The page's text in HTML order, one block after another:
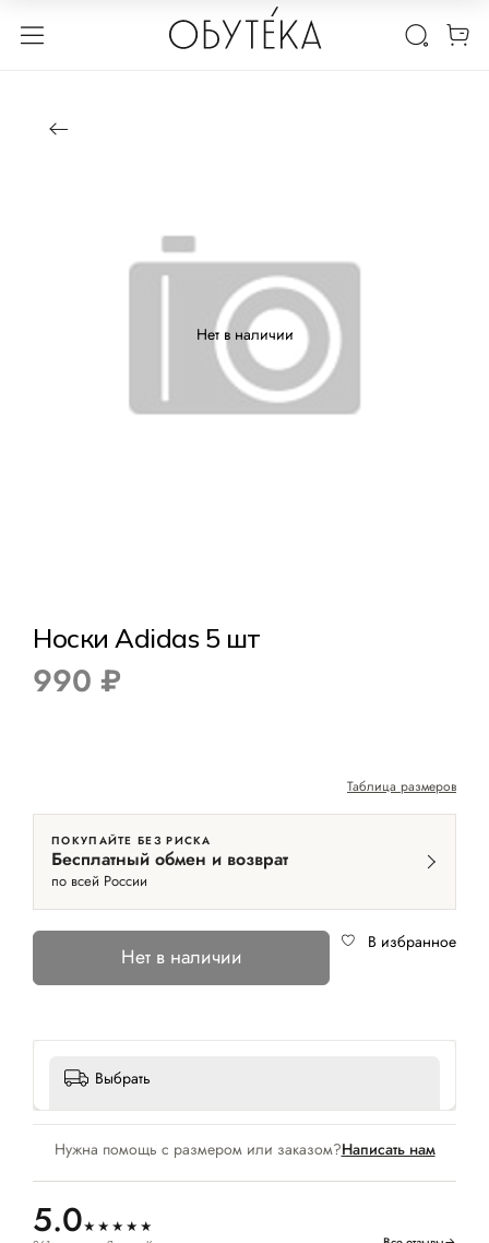
Нет в наличии
Носки Adidas 5 шт
990 ₽
Таблица размеров
ПОКУПАЙТЕ БЕЗ РИСКА
Бесплатный обмен и возврат
по всей России
Нет в наличии
В избранное
Выбрать
Нужна помощь с размером или заказом?Написать нам
5.0★★★★★